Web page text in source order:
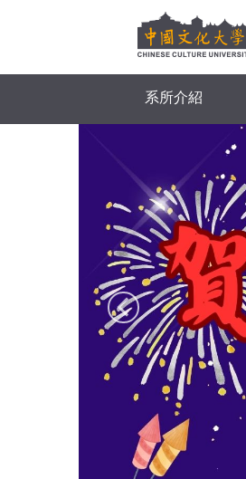
要
容
系所介紹